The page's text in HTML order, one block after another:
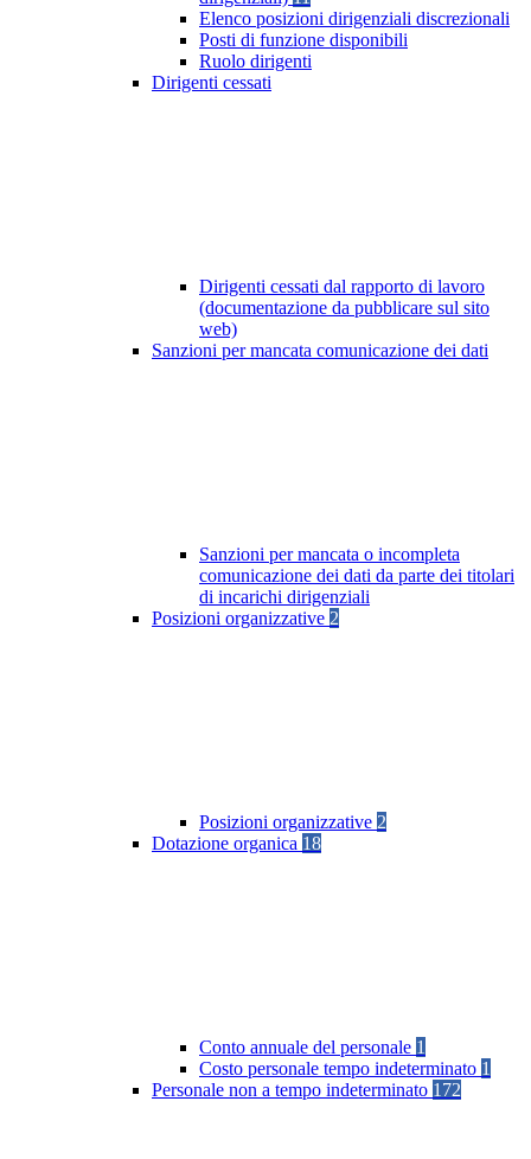
Elenco posizioni dirigenziali discrezionali
Posti di funzione disponibili
Ruolo dirigenti
Dirigenti cessati
Dirigenti cessati dal rapporto di lavoro
(documentazione da pubblicare sul sito
web)
Sanzioni per mancata comunicazione dei dati
Sanzioni per mancata o incompleta
comunicazione dei dati da parte dei titolari
di incarichi dirigenziali
Posizioni organizzative 2
Posizioni organizzative 2
Dotazione organica 18
Conto annuale del personale 1
Costo personale tempo indeterminato 1
Personale non a tempo indeterminato 172